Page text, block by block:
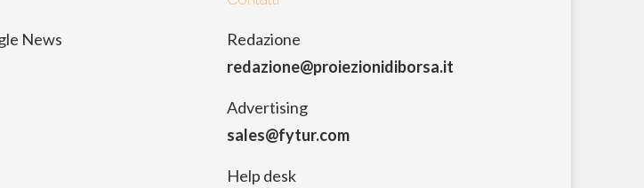
Redazione
redazione@proiezionidiborsa.it
Advertising
sales@fytur.com
Help desk